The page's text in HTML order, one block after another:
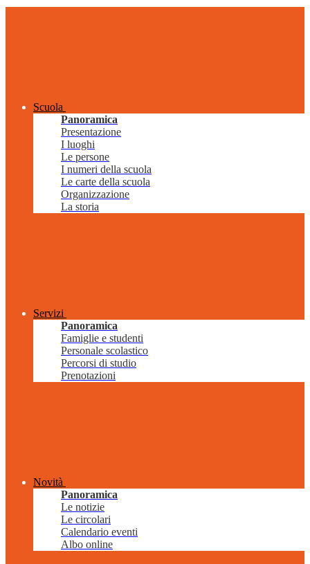
Scuola
Panoramica
Presentazione
I luoghi
Le persone
I numeri della scuola
Le carte della scuola
Organizzazione
La storia
Servizi
Panoramica
Famiglie e studenti
Personale scolastico
Percorsi di studio
Prenotazioni
Novità
Panoramica
Le notizie
Le circolari
Calendario eventi
Albo online